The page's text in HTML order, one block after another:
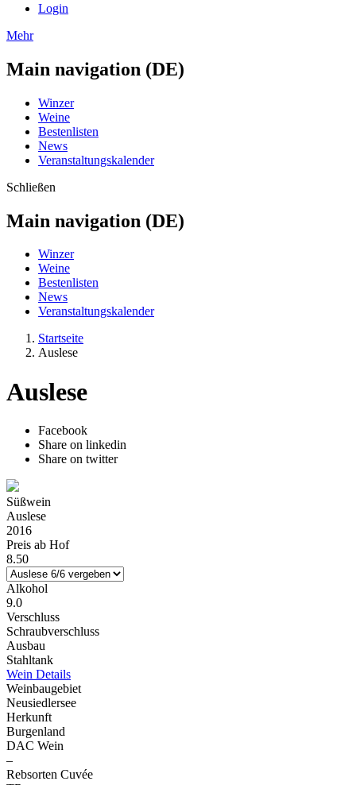
Login
Mehr
Main navigation (DE)
Winzer
Weine
Bestenlisten
News
Veranstaltungskalender
Schließen
Main navigation (DE)
Winzer
Weine
Bestenlisten
News
Veranstaltungskalender
Startseite
Auslese
Auslese
Facebook
Share on linkedin
Share on twitter
Süßwein
Auslese
2016
Preis ab Hof
8.50
Alkohol
9.0
Verschluss
Schraubverschluss
Ausbau
Stahltank
Wein Details
Weinbaugebiet
Neusiedlersee
Herkunft
Burgenland
DAC Wein
–
Rebsorten Cuvée